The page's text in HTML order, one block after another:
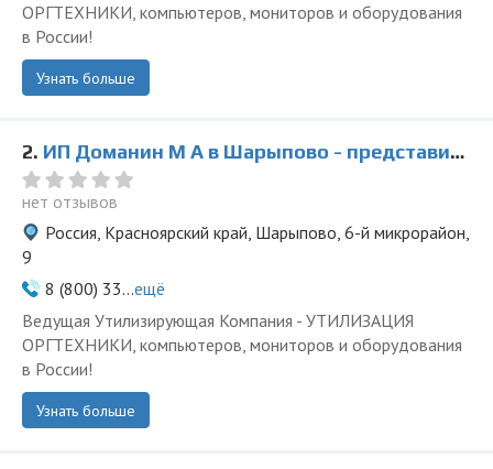
ОРГТЕХНИКИ, компьютеров, мониторов и оборудования
в России!
Узнать больше
2. ИП Доманин М А в Шарыпово - представитель ООО Ведущая Утилизирующая Компания
нет отзывов
Россия, Красноярский край, Шарыпово, 6-й микрорайон,
9
8 (800) 33...ещё
Ведущая Утилизирующая Компания - УТИЛИЗАЦИЯ
ОРГТЕХНИКИ, компьютеров, мониторов и оборудования
в России!
Узнать больше